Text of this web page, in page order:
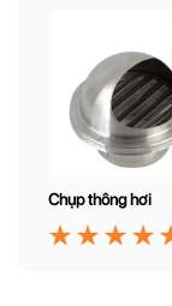
Chụp thông hơi